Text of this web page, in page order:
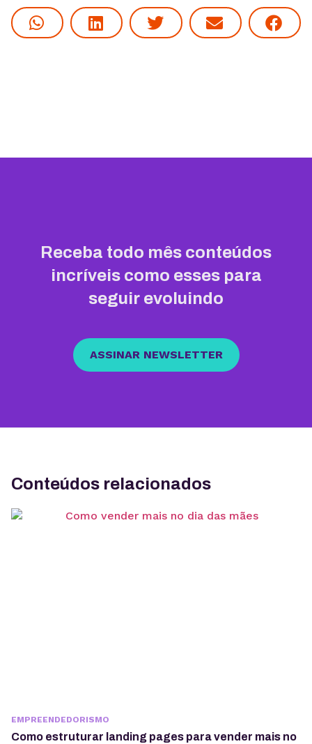
Receba todo mês conteúdos
incríveis como esses para
seguir evoluindo
ASSINAR NEWSLETTER
Conteúdos relacionados
EMPREENDEDORISMO
Como estruturar landing pages para vender mais no